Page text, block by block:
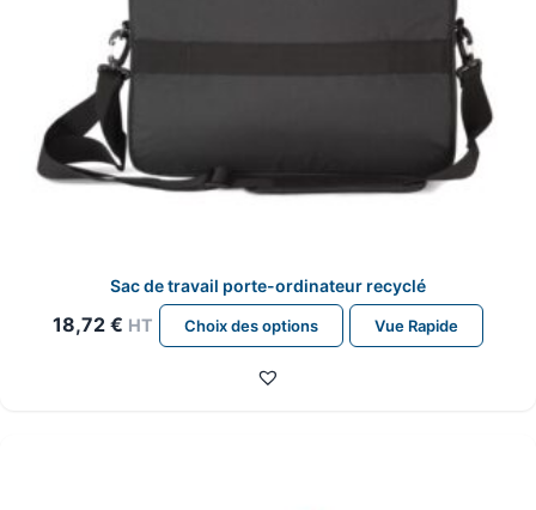
Sac de travail porte-ordinateur recyclé
18,72 € HT Choix des options
Ce
produit
Vue Rapide